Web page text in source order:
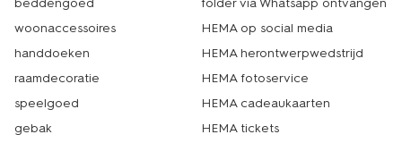
beddengoed
woonaccessoires
handdoeken
raamdecoratie
speelgoed
gebak
folder via Whatsapp ontvangen
HEMA op social media
HEMA herontwerpwedstrijd
HEMA fotoservice
HEMA cadeaukaarten
HEMA tickets